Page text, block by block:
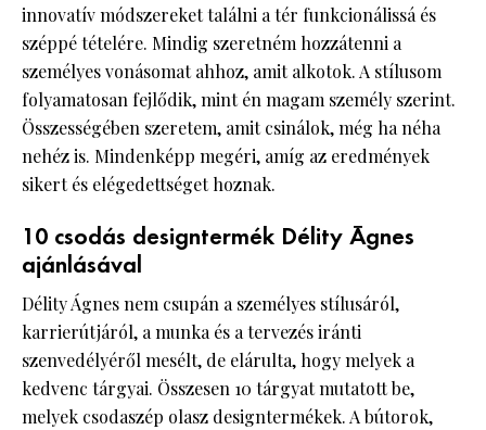
innovatív módszereket találni a tér funkcionálissá és
széppé tételére. Mindig szeretném hozzátenni a
személyes vonásomat ahhoz, amit alkotok. A stílusom
folyamatosan fejlődik, mint én magam személy szerint.
Összességében szeretem, amit csinálok, még ha néha
nehéz is. Mindenképp megéri, amíg az eredmények
sikert és elégedettséget hoznak.
10 csodás designtermék Délity Ágnes
ajánlásával
Délity Ágnes nem csupán a személyes stílusáról,
karrierútjáról, a munka és a tervezés iránti
szenvedélyéről mesélt, de elárulta, hogy melyek a
kedvenc tárgyai. Összesen 10 tárgyat mutatott be,
melyek csodaszép olasz designtermékek. A bútorok,